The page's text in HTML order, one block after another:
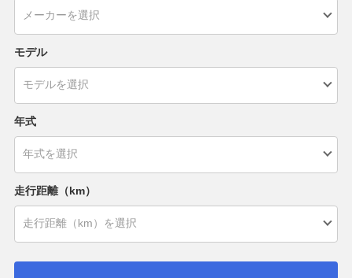
モデル
年式
走行距離（km）